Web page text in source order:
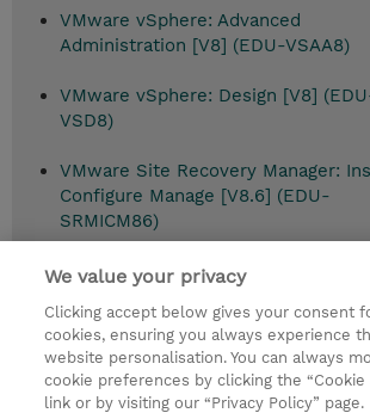
VMware vSphere: Advanced
Administration [V8] (EDU-VSAA8)
VMware vSphere: Design [V8]
VSD8)
VMware Site Recovery Manager:
Configure Manage [V8.6] (EDU-
SRMICM86)
© 2026 TD SYNNEX
Relations Investisseurs
Ethics
Ethics Line
Politique
We value your privacy
Clicking accept below gives your consent
cookies, ensuring you always experience
website personalisation. You can always
cookie preferences by clicking the “Cookie
link or by visiting our “Privacy Policy” page.